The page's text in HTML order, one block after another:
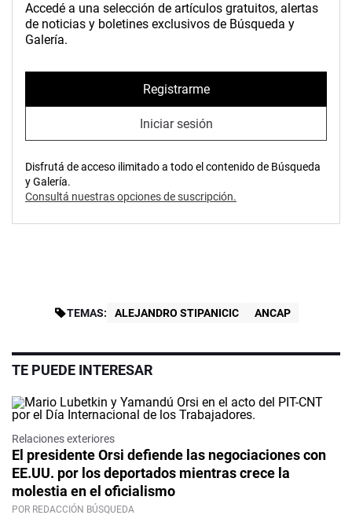
Accedé a una selección de artículos gratuitos, alertas
de noticias y boletines exclusivos de Búsqueda y
Galería.
Registrarme
Iniciar sesión
Disfrutá de acceso ilimitado a todo el contenido de Búsqueda
y Galería.
Consultá nuestras opciones de suscripción.
TEMAS: ALEJANDRO STIPANICIC ANCAP
TE PUEDE INTERESAR
Relaciones exteriores
El presidente Orsi defiende las negociaciones con
EE.UU. por los deportados mientras crece la
molestia en el oficialismo
POR REDACCIÓN BÚSQUEDA